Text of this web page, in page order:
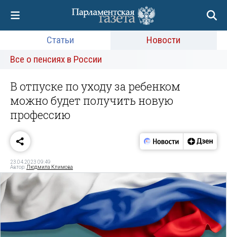
Статьи
Новости
Все о пенсиях в России
В отпуске по уходу за ребенком
можно будет получить новую
профессию
23.04.2023 09:49
Автор: Людмила Климова